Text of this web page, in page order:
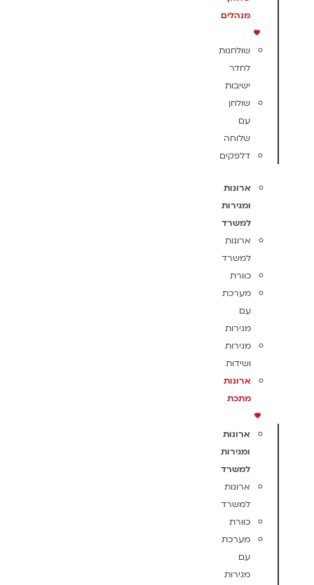
מנהלים
שולחנות
לחדר
ישיבות
שולחן
עם
שלוחה
דלפקים
ארונות
ומגירות
למשרד
ארונות
למשרד
כוורת
מערכת
עם
מגירות
מגירות
ושידות
ארונות
מתכת
ארונות
ומגירות
למשרד
ארונות
למשרד
כוורת
מערכת
עם
מגירות